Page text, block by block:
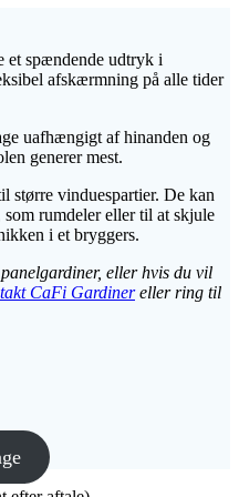
et spændende udtryk i
afskærmning på alle tider
uafhængigt af hinanden og
generer mest.
større vinduespartier. De kan
som rumdeler eller til at skjule
i et bryggers.
eller hvis du vil
CaFi Gardinereller ring til